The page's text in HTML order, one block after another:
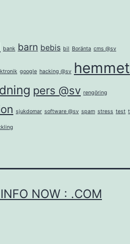
bank barn bebis bil Boränta cms @sv
google hacking @sv hemmet
pers @sv rengöring
sjukdomar software @sv spam stress test
NOW : .COM